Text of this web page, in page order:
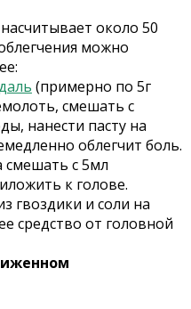
около 50
можно
(примерно по 5г
смешать с
нанести пасту на
облегчит боль.
смешать с 5мл
к голове.
гвоздики и соли на
средство от головной